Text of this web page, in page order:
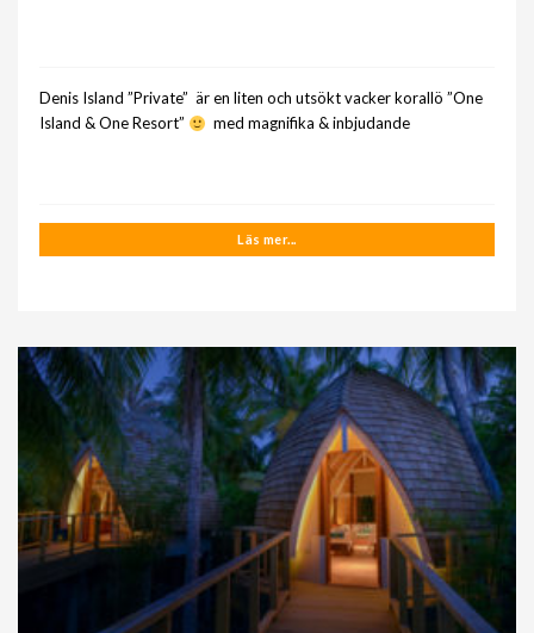
Denis Island ”Private” är en liten och utsökt vacker korallö ”One
Island & One Resort”
med magnifika & inbjudande
Läs mer...